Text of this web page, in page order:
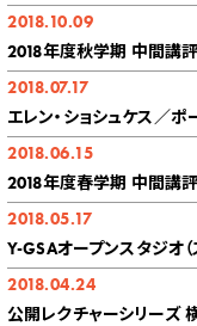
2018.10.09
2018年度秋学期 中間講
2018.07.17
エレン・ショシュケス／
2018.06.15
2018年度春学期 中間講
2018.05.17
Y-GSAオープンスタジオ
2018.04.24
公開レクチャーシリーズ